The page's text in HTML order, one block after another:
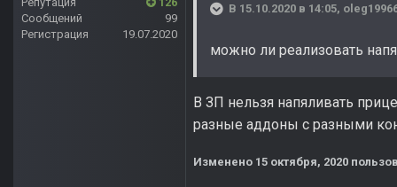
Сообщений
99
Регистрация
19.07.2020
В 15.10.2020 в 14:05,
можно ли реализовать
В ЗП нельзя напяливать
разные аддоны с разными
Изменено 15 октября, 2020